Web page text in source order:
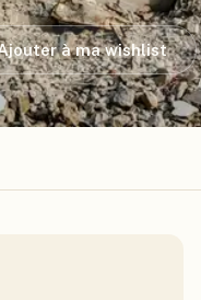
à ma wishlist